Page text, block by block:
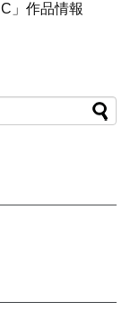
」作品情報